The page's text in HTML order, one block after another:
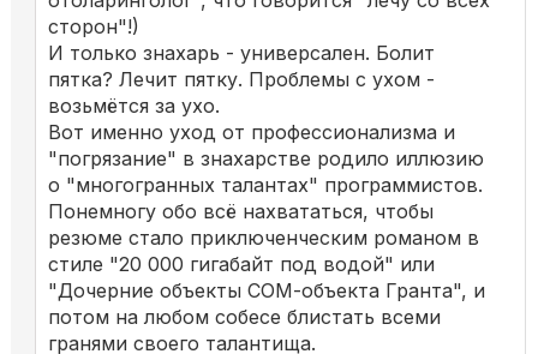
сторон"!)
И только знахарь - универсален. Болит
пятка? Лечит пятку. Проблемы с ухом -
возьмётся за ухо.
Вот именно уход от профессионализма и
"погрязание" в знахарстве родило иллюзию
о "многогранных талантах" программистов.
Понемногу обо всё нахвататься, чтобы
резюме стало приключенческим романом в
стиле "20 000 гигабайт под водой" или
"Дочерние объекты СОМ-объекта Гранта", и
потом на любом собесе блистать всеми
гранями своего талантища.